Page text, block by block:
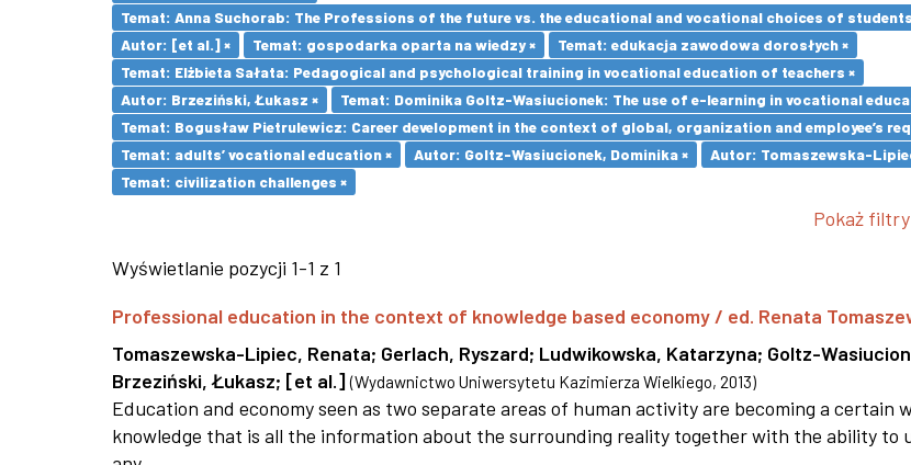
Temat: Anna Suchorab: The Professions of the future vs. the educational and vocational choices of
Autor: [et al.] ×
Temat: gospodarka oparta na wiedzy ×
Temat: edukacja zawodowa dorosłych ×
Temat: Elżbieta Sałata: Pedagogical and psychological training in vocational education of teachers ×
Autor: Brzeziński, Łukasz ×
Temat: Dominika Goltz-Wasiucionek: The use of e-learning in vocational
Temat: Bogusław Pietrulewicz: Career development in the context of global, organization and employee’s
Temat: adults’ vocational education ×
Autor: Goltz-Wasiucionek, Dominika ×
Autor: Tomaszewska-
Temat: civilization challenges ×
Pokaż
Wyświetlanie pozycji 1-1 z 1
Professional education in the context of knowledge based economy / ed. Renata
Tomaszewska-Lipiec, Renata; Gerlach, Ryszard; Ludwikowska, Katarzyna; Goltz-
Brzeziński, Łukasz; [et al.] (Wydawnictwo Uniwersytetu Kazimierza Wielkiego, 2013)
Education and economy seen as two separate areas of human activity are becoming a certain
knowledge that is all the information about the surrounding reality together with the ability to